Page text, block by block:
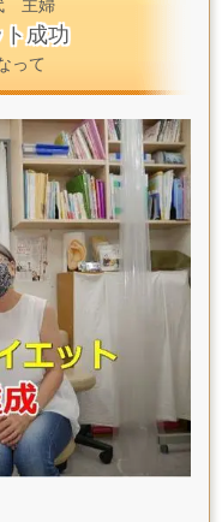
主婦
ト成功
って